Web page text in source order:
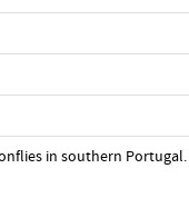
in southern Portugal.